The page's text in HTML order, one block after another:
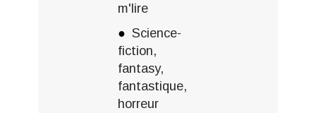
m'lire
Science-
fiction,
fantasy,
fantastique,
horreur